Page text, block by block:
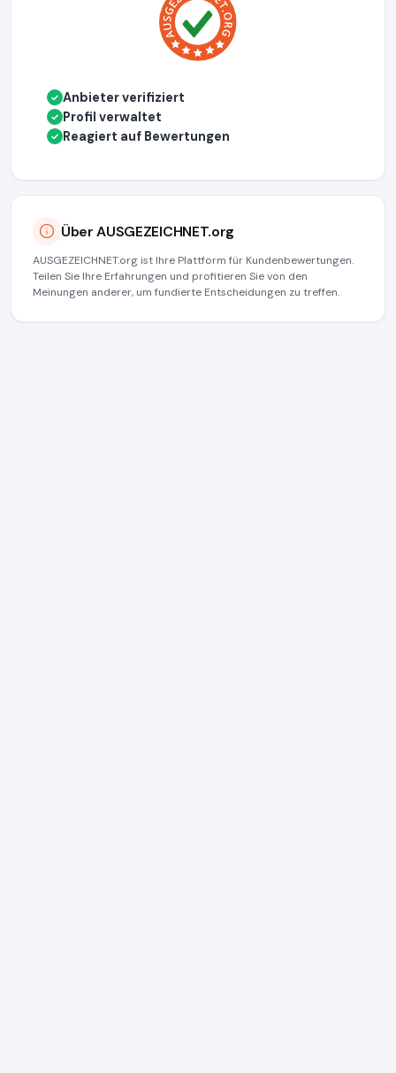
✓ Anbieter verifiziert
✓ Profil verwaltet
✓ Reagiert auf Bewertungen
Über AUSGEZEICHNET.org
AUSGEZEICHNET.org ist Ihre Plattform für Kundenbewertungen.
Teilen Sie Ihre Erfahrungen und profitieren Sie von den
Meinungen anderer, um fundierte Entscheidungen zu treffen.